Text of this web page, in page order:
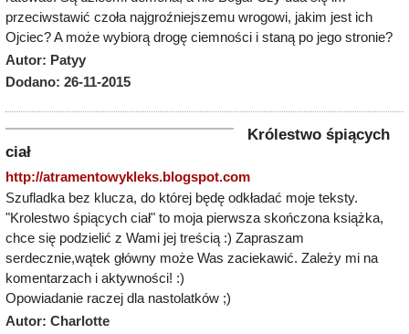
przeciwstawić czoła najgroźniejszemu wrogowi, jakim jest ich
Ojciec? A może wybiorą drogę ciemności i staną po jego stronie?
Autor: Patyy
Dodano: 26-11-2015
Królestwo śpiących
ciał
http://atramentowykleks.blogspot.com
Szufladka bez klucza, do której będę odkładać moje teksty.
"Krolestwo śpiących ciał" to moja pierwsza skończona książka,
chce się podzielić z Wami jej treścią :) Zapraszam
serdecznie,wątek główny może Was zaciekawić. Zależy mi na
komentarzach i aktywności! :)
Opowiadanie raczej dla nastolatków ;)
Autor: Charlotte